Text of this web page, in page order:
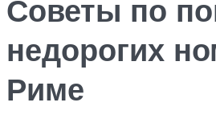
Советы по
недорогих
Риме